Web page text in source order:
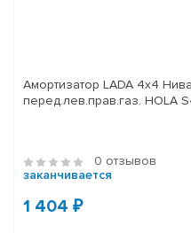
Амортизатор LADA 4x4 Нива
перед.лев.прав.газ. HOLA
0 отзывов
заканчивается
1 404 ₽